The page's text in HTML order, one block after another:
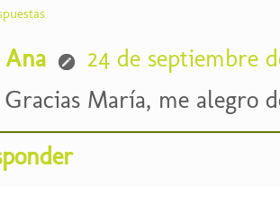
Ana
24 de septiembre
Gracias María, me alegro